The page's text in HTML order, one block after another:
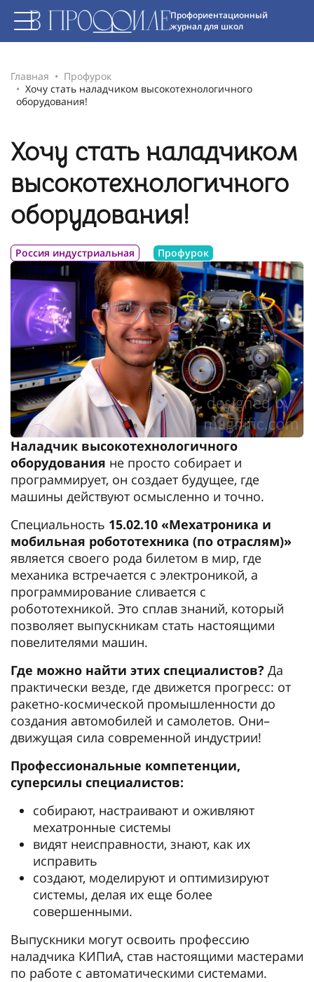
Профориентационный
журнал для школ
Главная
Профурок
Хочу стать наладчиком высокотехнологичного
оборудования!
Хочу стать наладчиком
высокотехнологичного
оборудования!
Россия индустриальная Профурок
Наладчик высокотехнологичного
оборудования не просто собирает и
программирует, он создает будущее, где
машины действуют осмысленно и точно.
Специальность 15.02.10 «Мехатроника и
мобильная робототехника (по отраслям)»
является своего рода билетом в мир, где
механика встречается с электроникой, а
программирование сливается с
робототехникой. Это сплав знаний, который
позволяет выпускникам стать настоящими
повелителями машин.
Где можно найти этих специалистов? Да
практически везде, где движется прогресс: от
ракетно-космической промышленности до
создания автомобилей и самолетов. Они–
движущая сила современной индустрии!
Профессиональные компетенции,
суперсилы специалистов:
собирают, настраивают и оживляют
мехатронные системы
видят неисправности, знают, как их
исправить
создают, моделируют и оптимизируют
системы, делая их еще более
совершенными.
Выпускники могут освоить профессию
наладчика КИПиА, став настоящими мастерами
по работе с автоматическими системами.